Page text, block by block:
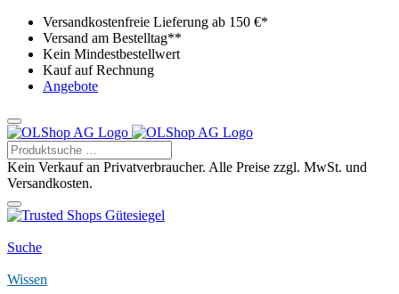
Versandkostenfreie Lieferung ab 150 €*
Versand am Bestelltag**
Kein Mindestbestellwert
Kauf auf Rechnung
Angebote
Kein Verkauf an Privatverbraucher. Alle Preise zzgl. MwSt. und
Versandkosten.
Suche
Wissen